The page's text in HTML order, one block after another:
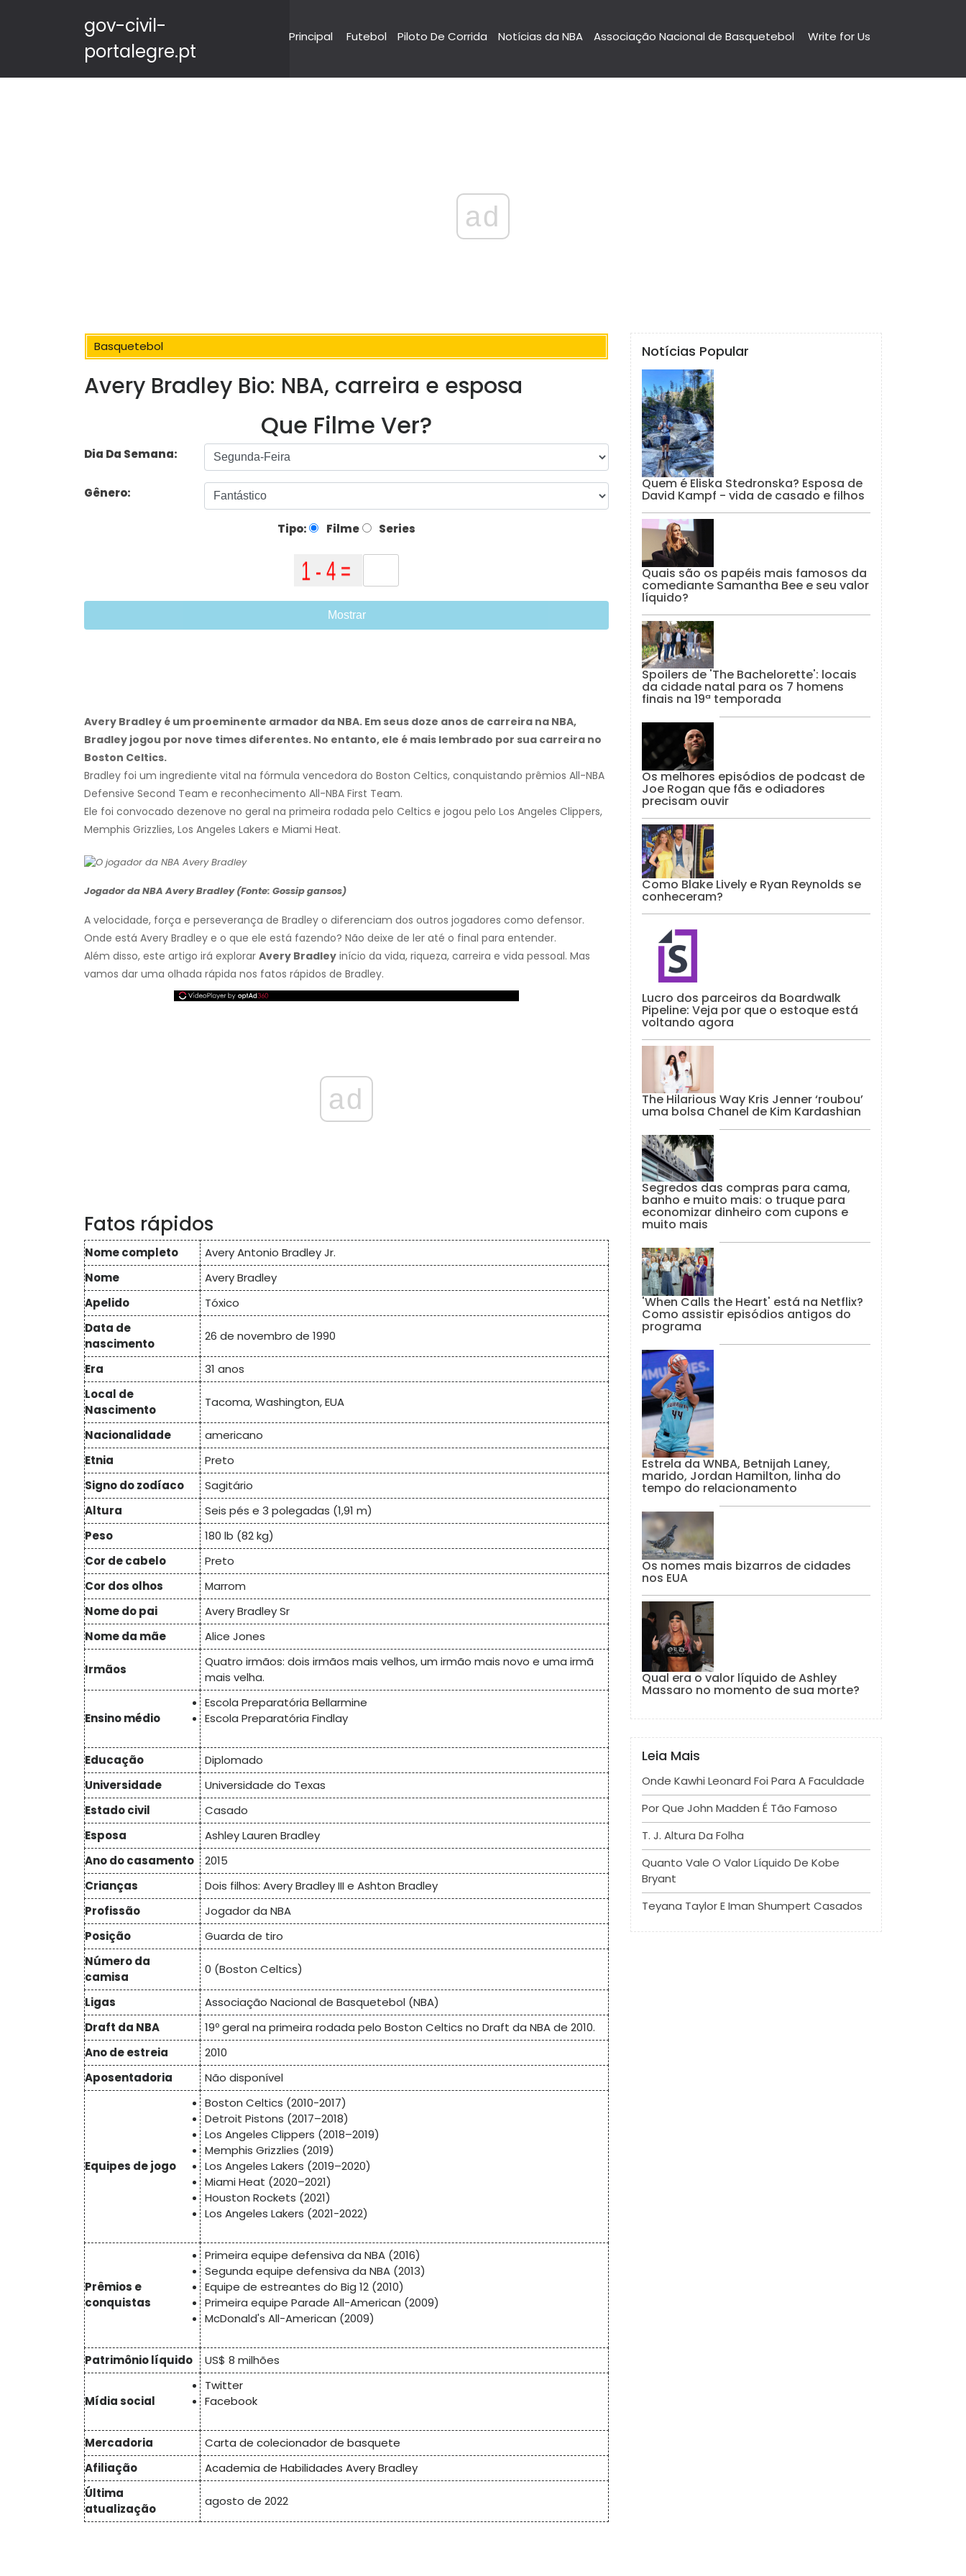
gov-civil-
portalegre.pt
Principal Futebol Piloto De Corrida Notícias da NBA Associação Nacional de Basquetebol Write for Us
ad
Basquetebol
Avery Bradley Bio: NBA, carreira e esposa
Que Filme Ver?
Dia Da Semana:
Gênero:
Tipo: Filme Series
Mostrar
Avery Bradley é um proeminente armador da NBA. Em seus doze anos de carreira na NBA,
Bradley jogou por nove times diferentes. No entanto, ele é mais lembrado por sua carreira no
Boston Celtics.
Bradley foi um ingrediente vital na fórmula vencedora do Boston Celtics, conquistando prêmios All-NBA
Defensive Second Team e reconhecimento All-NBA First Team.
Ele foi convocado dezenove no geral na primeira rodada pelo Celtics e jogou pelo Los Angeles Clippers,
Memphis Grizzlies, Los Angeles Lakers e Miami Heat.
Jogador da NBA Avery Bradley (Fonte: Gossip gansos)
A velocidade, força e perseverança de Bradley o diferenciam dos outros jogadores como defensor.
Onde está Avery Bradley e o que ele está fazendo? Não deixe de ler até o final para entender.
Além disso, este artigo irá explorar Avery Bradley início da vida, riqueza, carreira e vida pessoal. Mas
vamos dar uma olhada rápida nos fatos rápidos de Bradley.
ad
Fatos rápidos
Nome completo
Avery Antonio Bradley Jr.
Nome
Avery Bradley
Apelido
Tóxico
Data de
nascimento
26 de novembro de 1990
Era
31 anos
Local de
Nascimento
Tacoma, Washington, EUA
Nacionalidade
americano
Etnia
Preto
Signo do zodíaco
Sagitário
Altura
Seis pés e 3 polegadas (1,91 m)
Peso
180 lb (82 kg)
Cor de cabelo
Preto
Cor dos olhos
Marrom
Nome do pai
Avery Bradley Sr
Nome da mãe
Alice Jones
Irmãos
Quatro irmãos: dois irmãos mais velhos, um irmão mais novo e uma irmã
mais velha.
Ensino médio
Escola Preparatória Bellarmine
Escola Preparatória Findlay
Educação
Diplomado
Universidade
Universidade do Texas
Estado civil
Casado
Esposa
Ashley Lauren Bradley
Ano do casamento
2015
Crianças
Dois filhos: Avery Bradley III e Ashton Bradley
Profissão
Jogador da NBA
Posição
Guarda de tiro
Número da
camisa
0 (Boston Celtics)
Ligas
Associação Nacional de Basquetebol (NBA)
Draft da NBA
19º geral na primeira rodada pelo Boston Celtics no Draft da NBA de 2010.
Ano de estreia
2010
Aposentadoria
Não disponível
Equipes de jogo
Boston Celtics (2010-2017)
Detroit Pistons (2017–2018)
Los Angeles Clippers (2018–2019)
Memphis Grizzlies (2019)
Los Angeles Lakers (2019–2020)
Miami Heat (2020–2021)
Houston Rockets (2021)
Los Angeles Lakers (2021-2022)
Prêmios e
conquistas
Primeira equipe defensiva da NBA (2016)
Segunda equipe defensiva da NBA (2013)
Equipe de estreantes do Big 12 (2010)
Primeira equipe Parade All-American (2009)
McDonald's All-American (2009)
Patrimônio líquido US$ 8 milhões
Mídia social
Twitter
Facebook
Mercadoria
Carta de colecionador de basquete
Afiliação
Academia de Habilidades Avery Bradley
Última
atualização
agosto de 2022
Notícias Popular
Quem é Eliska Stedronska? Esposa de
David Kampf - vida de casado e filhos
Quais são os papéis mais famosos da
comediante Samantha Bee e seu valor
líquido?
Spoilers de 'The Bachelorette': locais
da cidade natal para os 7 homens
finais na 19ª temporada
Os melhores episódios de podcast de
Joe Rogan que fãs e odiadores
precisam ouvir
Como Blake Lively e Ryan Reynolds se
conheceram?
Lucro dos parceiros da Boardwalk
Pipeline: Veja por que o estoque está
voltando agora
The Hilarious Way Kris Jenner ‘roubou’
uma bolsa Chanel de Kim Kardashian
Segredos das compras para cama,
banho e muito mais: o truque para
economizar dinheiro com cupons e
muito mais
'When Calls the Heart' está na Netflix?
Como assistir episódios antigos do
programa
Estrela da WNBA, Betnijah Laney,
marido, Jordan Hamilton, linha do
tempo do relacionamento
Os nomes mais bizarros de cidades
nos EUA
Qual era o valor líquido de Ashley
Massaro no momento de sua morte?
Leia Mais
Onde Kawhi Leonard Foi Para A Faculdade
Por Que John Madden É Tão Famoso
T. J. Altura Da Folha
Quanto Vale O Valor Líquido De Kobe
Bryant
Teyana Taylor E Iman Shumpert Casados